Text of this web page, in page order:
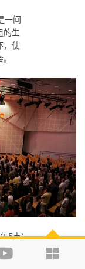
一间
的生
，使
5点）